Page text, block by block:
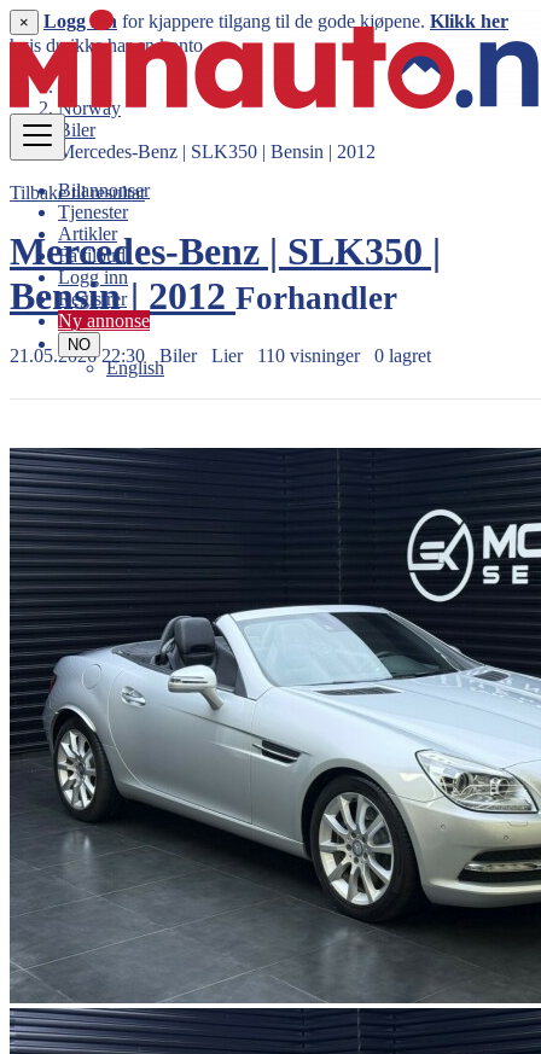
Bilannonser
Tjenester
Artikler
Få tilbud
Logg inn
Registrer
Ny annonse
NO
English
× Logg inn for kjappere tilgang til de gode kjøpene. Klikk her
hvis du ikke har en konto.
Norway
Biler
Mercedes-Benz | SLK350 | Bensin | 2012
Tilbake til resultat
Mercedes-Benz | SLK350 |
Bensin | 2012 Forhandler
21.05.2026 22:30 Biler Lier 110 visninger 0 lagret